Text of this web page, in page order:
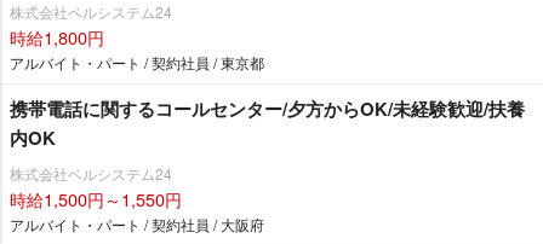
株式会社ベルシステム24
時給1,800円
アルバイト・パート / 契約社員 / 東京都
携帯電話に関するコールセンター/夕方からOK/未経験歓迎/扶養
内OK
株式会社ベルシステム24
時給1,500円～1,550円
アルバイト・パート / 契約社員 / 大阪府